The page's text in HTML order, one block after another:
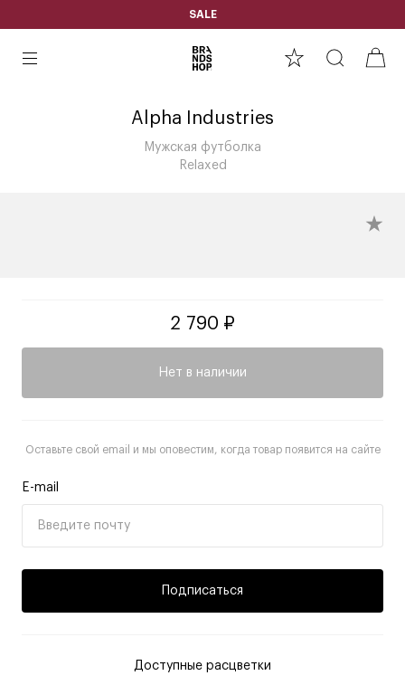
SALE
Alpha Industries
Мужская футболка
Relaxed
2 790 ₽
Нет в наличии
Оставьте свой email и мы оповестим, когда товар появится на сайте
E-mail
Подписаться
Доступные расцветки